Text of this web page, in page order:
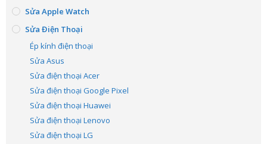
Sửa Apple Watch
Sửa Điện Thoại
Ép kính điện thoại
Sửa Asus
Sửa điện thoại Acer
Sửa điện thoại Google Pixel
Sửa điện thoại Huawei
Sửa điện thoại Lenovo
Sửa điện thoại LG